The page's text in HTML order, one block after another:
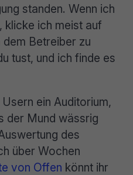
standen. Wenn ich
klicke ich meist auf
Betreiber zu
tust, und ich finde es
ein Auditorium,
der Mund wässrig
des
über Wochen
von Offen könnt ihr